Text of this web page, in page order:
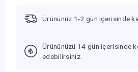
Ürününüz 1-2 gün içerisinde
Ürününüzü 14 gün içerisinde
edebilirsiniz.